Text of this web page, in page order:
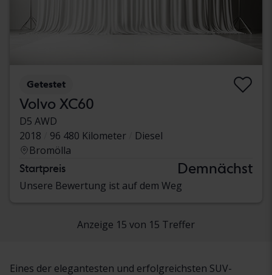
Getestet
Volvo XC60
D5 AWD
2018
96 480 Kilometer
Diesel
Bromölla
Startpreis Demnächst
Unsere Bewertung ist auf dem Weg
Anzeige 15 von 15 Treffer
Eines der elegantesten und erfolgreichsten SUV-